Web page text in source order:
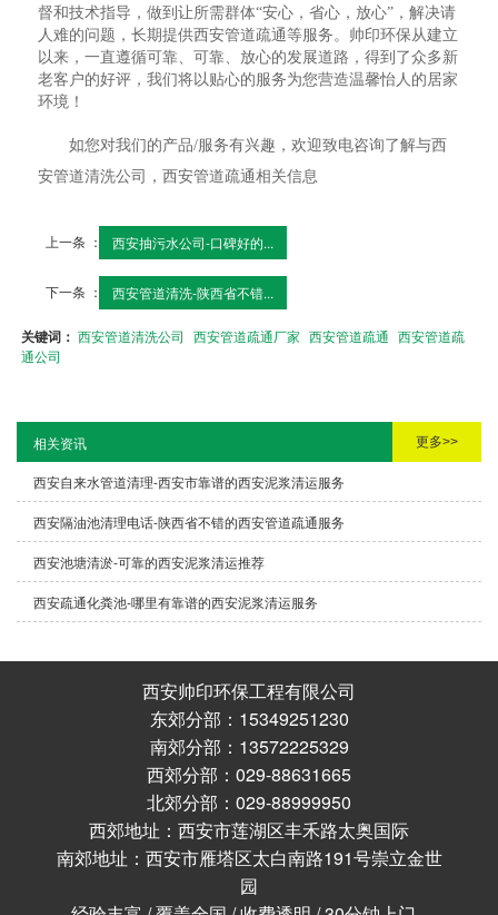
督和技术指导，做到让所需群体“安心，省心，放心”，解决请
人难的问题，长期提供西安管道疏通等服务。帅印环保从建立
以来，一直遵循可靠、可靠、放心的发展道路，得到了众多新
老客户的好评，我们将以贴心的服务为您营造温馨怡人的居家
环境！
如您对我们的产品/服务有兴趣，欢迎致电咨询了解与西
安管道清洗公司，西安管道疏通相关信息
上一条 ： 西安抽污水公司-口碑好的...
下一条 ： 西安管道清洗-陕西省不错...
关键词：西安管道清洗公司 西安管道疏通厂家 西安管道疏通 西安管道疏
通公司
相关资讯 更多>>
西安自来水管道清理-西安市靠谱的西安泥浆清运服务
西安隔油池清理电话-陕西省不错的西安管道疏通服务
西安池塘清淤-可靠的西安泥浆清运推荐
西安疏通化粪池-哪里有靠谱的西安泥浆清运服务
西安帅印环保工程有限公司
东郊分部：15349251230
南郊分部：13572225329
西郊分部：029-88631665
北郊分部：029-88999950
西郊地址：西安市莲湖区丰禾路太奥国际
南郊地址：西安市雁塔区太白南路191号崇立金世
园